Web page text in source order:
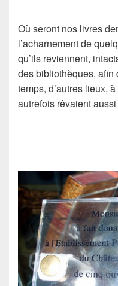
Où seront nos livres
l’acharnement de
qu’ils reviennent,
des bibliothèques, afin
temps, d’autres lieux,
autrefois rêvaient aussi